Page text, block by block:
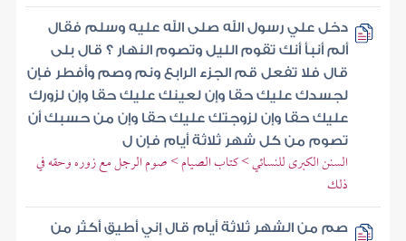
دخل علي رسول الله صلى الله عليه وسلم فقال
ألم أنبأ أنك تقوم الليل وتصوم النهار ؟ قال بلى
قال فلا تفعل قم الجزء الرابع ونم وصم وأفطر فإن
لجسدك عليك حقا وإن لعينك عليك حقا وإن لزورك
عليك حقا وإن لزوجتك عليك حقا وإن من حسبك أن
تصوم من كل شهر ثلاثة أيام فإن ل
السنن الكبرى للنسائي > كتاب الصيام > صوم الرجل مع زوره وحقه في
ذلك
صم من الشهر ثلاثة أيام قال إني أطيق أكثر من